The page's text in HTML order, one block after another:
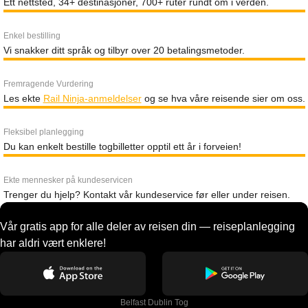
Enkel bestilling
Vi snakker ditt språk og tilbyr over 20 betalingsmetoder.
Fremragende Vurdering
Les ekte Rail Ninja-anmeldelserog se hva våre reisende sier om oss.
Fleksibel planlegging
Du kan enkelt bestille togbilletter opptil ett år i forveien!
Ekte mennesker på kundeservicen
Trenger du hjelp? Kontakt vår kundeservice før eller under reisen.
Vår gratis app for alle deler av reisen din — reiseplanlegging
har aldri vært enklere!
Belfast Dublin Tog